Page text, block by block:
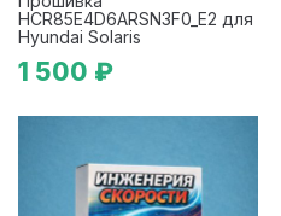
HCR85E4D6ARSN3F0_E2 для
Hyundai Solaris
1 500 ₽